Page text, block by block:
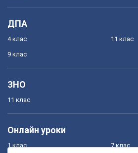
ДПА
4 клас
9 клас
11 клас
ЗНО
11 клас
Онлайн уроки
1 клас 7 клас